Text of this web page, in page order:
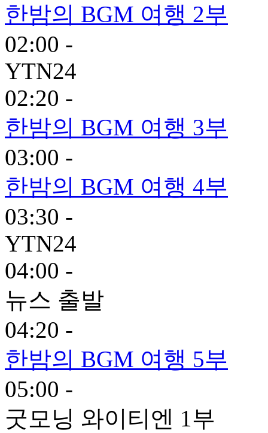
한밤의 BGM 여행 2부
02:00 -
YTN24
02:20 -
한밤의 BGM 여행 3부
03:00 -
한밤의 BGM 여행 4부
03:30 -
YTN24
04:00 -
뉴스 출발
04:20 -
한밤의 BGM 여행 5부
05:00 -
굿모닝 와이티엔 1부